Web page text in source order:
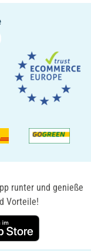
runter und genieße
Vorteile!